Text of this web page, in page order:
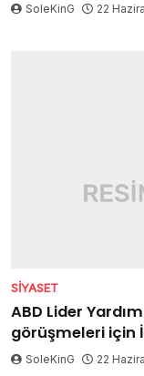
SoleKinG 22
SIYASET
ABD Lider
görüşmeleri için
SoleKinG 22